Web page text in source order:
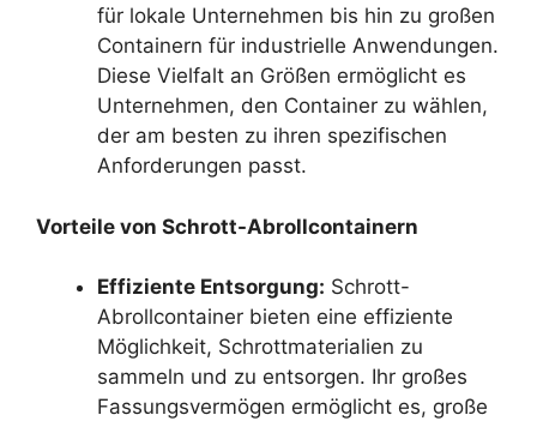
für lokale Unternehmen bis hin zu großen
Containern für industrielle Anwendungen.
Diese Vielfalt an Größen ermöglicht es
Unternehmen, den Container zu wählen,
der am besten zu ihren spezifischen
Anforderungen passt.
Vorteile von Schrott-Abrollcontainern
Effiziente Entsorgung: Schrott-
Abrollcontainer bieten eine effiziente
Möglichkeit, Schrottmaterialien zu
sammeln und zu entsorgen. Ihr großes
Fassungsvermögen ermöglicht es, große